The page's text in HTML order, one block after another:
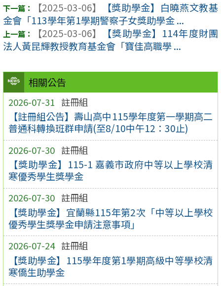
相關公告
2026-07-31 註冊組
【註冊組公告】壽山高中115學年度第一學期高二
普通科轉換班群申請(至8/10中午12：30止)
2026-07-30 註冊組
【獎助學金】115-1 嘉義市政府中等以上學校清
寒優秀學生獎學金
2026-07-30 註冊組
【獎助學金】宜蘭縣115年第2次「中等以上學校
優秀學生獎學金申請注意事項」
2026-07-24 註冊組
【獎助學金】115學年度第1學期高級中等學校清
寒僑生助學金
【2025-03-06】
【獎助學金】白曉燕文教基
金會「113學年第1學期警察子女獎助學金 ...
【2025-03-06】
【獎助學金】114年度財團
法人黃昆輝教授教育基金會「寶佳高職學 ...